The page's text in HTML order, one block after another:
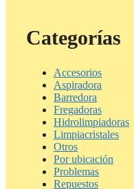
Categorías
Accesorios
Aspiradora
Barredora
Fregadoras
Hidrolimpiadoras
Limpiacristales
Otros
Por ubicación
Problemas
Repuestos